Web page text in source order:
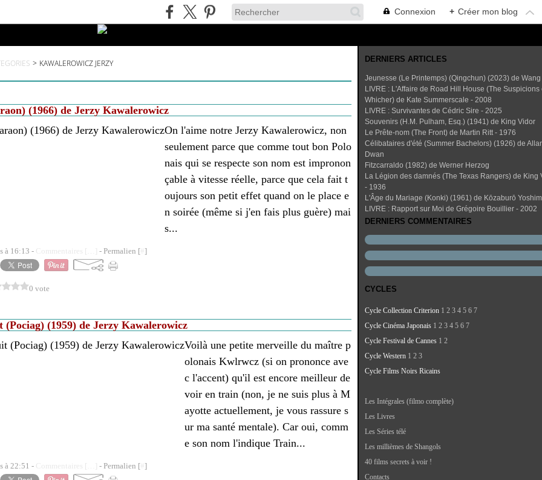
Connexion + Créer mon blog
> KAWALEROWICZ JERZY
(1966) de Jerzy Kawalerowicz
On l'aime notre Jerzy Kawalerowicz, non
seulement parce que comme tout bon Polo
nais qui se respecte son nom est impronon
çable à vitesse réelle, parce que cela fait t
oujours son petit effet quand on le place e
n soirée (même si j'en fais plus guère) mai
s...
à 16:13 - Commentaires [ - Permalien [ ]
0 vote
(1959) de Jerzy Kawalerowicz
Voilà une petite merveille du maître p
olonais Kwlrwcz (si on prononce ave
c l'accent) qu'il est encore meilleur de
voir en train (non, je ne suis plus à M
ayotte actuellement, je vous rassure s
ur ma santé mentale). Car oui, comm
e son nom l'indique Train...
à 22:51 - Commentaires [ - Permalien [ ]
DERNIERS ARTICLES
Jeunesse (Le Printemps) (Qingchun) (2023) de
LIVRE : L'Affaire de Road Hill House (The Suspicions
Whicher) de Kate Summerscale - 2008
LIVRE : Survivantes de Cédric Sire - 2025
Souvenirs (H.M. Pulham, Esq.) (1941) de King Vidor
Le Prête-nom (The Front) de Martin Ritt - 1976
Célibataires d'été (Summer Bachelors) (1926) de
Dwan
Fitzcarraldo (1982) de Werner Herzog
La Légion des damnés (The Texas Rangers) de King
- 1936
L'Âge du Mariage (Konki) (1961) de Kōzaburō
LIVRE : Rapport sur Moi de Grégoire Bouillier - 2002
DERNIERS COMMENTAIRES
CYCLES
Cycle Collection Criterion 1 2 3 4 5 6 7
Cycle Cinéma Japonais 1 2 3 4 5 6 7
Cycle Festival de Cannes 1 2
Cycle Western 1 2 3
Cycle Films Noirs Ricains
Les Intégrales (filmo complète)
Les Livres
Les Séries télé
Les millièmes de Shangols
40 films secrets à voir !
Contacts